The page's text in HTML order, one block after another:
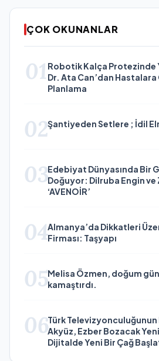
ÇOK OKUNANLAR
01 Robotik Kalça Protezinde
Dr. Ata Can’dan
Planlama
02Şantiyeden Setlere ; İdil
03Edebiyat Dünyasında Bir
Doğuyor: Dilruba Engin ve
‘AVENOİR’
04Almanya’da Dikkatleri
Firması: Taşyapı
05Melisa Özmen, doğum
kamaştırdı.
06Türk Televizyonculuğunun
Akyüz, Ezber Bozacak
Dijitalde Yeni Bir Çağ